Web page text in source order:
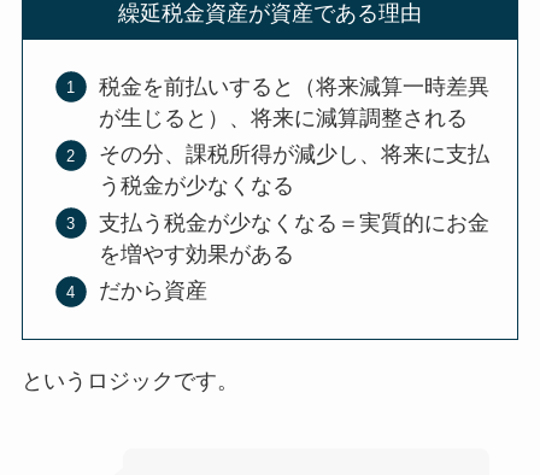
繰延税金資産が資産である理由
税金を前払いすると（将来減算一時差異
が生じると）、将来に減算調整される
その分、課税所得が減少し、将来に支払
う税金が少なくなる
支払う税金が少なくなる＝実質的にお金
を増やす効果がある
だから資産
というロジックです。